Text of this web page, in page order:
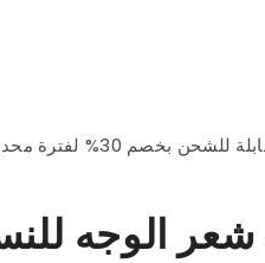
شعر الوجه